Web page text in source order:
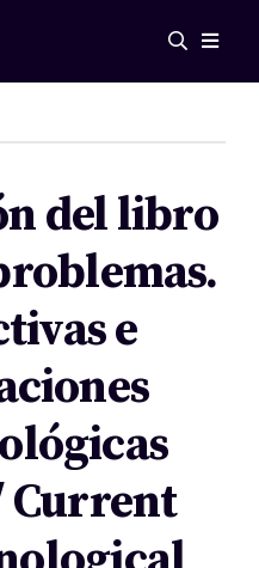
del libro
e
Current